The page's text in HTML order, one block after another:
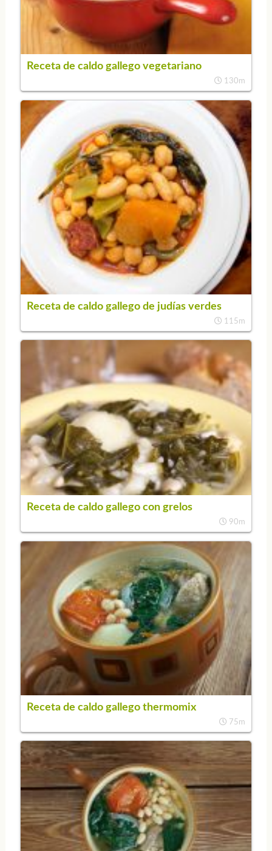
Receta de caldo gallego vegetariano
130m
Receta de caldo gallego de judías verdes
115m
Receta de caldo gallego con grelos
90m
Receta de caldo gallego thermomix
75m